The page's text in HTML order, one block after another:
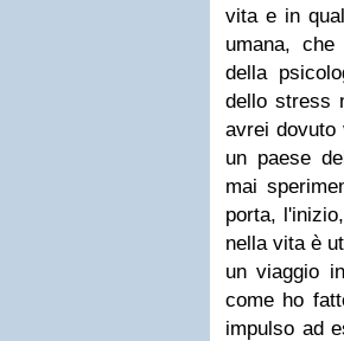
vita e in
umana,
della
dello stress
avrei dovuto
un paese
mai
porta,
nella vita è
un viaggio
come ho
impulso ad